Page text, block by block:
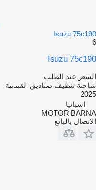
Isuzu 75c190
6
Isuzu 75c190
السعر عند الطلب
شاحنة تنظيف صناديق القمامة
2025
إسبانيا
MOTOR BARNA
الاتصال بالبائع